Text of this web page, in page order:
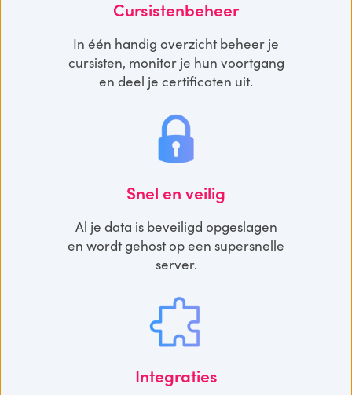
Cursistenbeheer
In één handig overzicht beheer je
cursisten, monitor je hun voortgang
en deel je certificaten uit.
Snel en veilig
Al je data is beveiligd opgeslagen
en wordt gehost op een supersnelle
server.
Integraties